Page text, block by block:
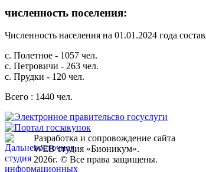
численность поселения:
Численность населения на 01.01.2024 года
с. Полетное - 1057 чел.
с. Петровичи - 263 чел.
с. Прудки - 120 чел.
Всего : 1440 чел.
Разработка и сопровождение сайта
WEB студия «Бионикум».
2026г. © Все права защищены.